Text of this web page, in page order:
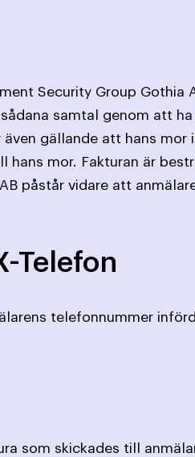
Security Group Gothia
samtal genom att
gällande att hans
mor. Fakturan är
påstår vidare att
Telefon
telefonnummer
som skickades till